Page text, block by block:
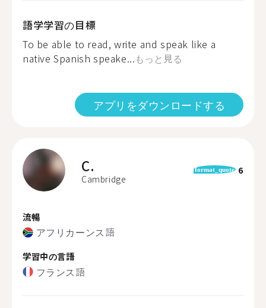
語学学習の目標
To be able to read, write and speak like a
native Spanish speake...もっと見る
アプリをダウンロードする
C.
Cambridge
format_quote 6
流暢
アフリカーンス語
学習中の言語
フランス語